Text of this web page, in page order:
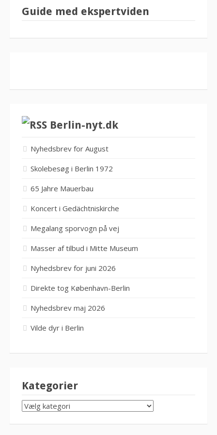
Guide med ekspertviden
Berlin-nyt.dk
Nyhedsbrev for August
Skolebesøg i Berlin 1972
65 Jahre Mauerbau
Koncert i Gedächtniskirche
Megalang sporvogn på vej
Masser af tilbud i Mitte Museum
Nyhedsbrev for juni 2026
Direkte tog København-Berlin
Nyhedsbrev maj 2026
Vilde dyr i Berlin
Kategorier
KATEGORIER